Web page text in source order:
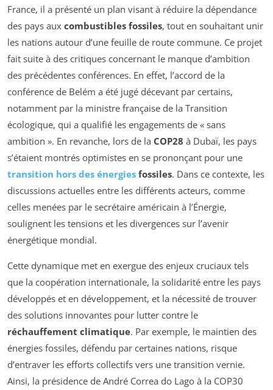
France, il a présenté un plan visant à réduire la dépendance
des pays aux combustibles fossiles, tout en souhaitant unir
les nations autour d’une feuille de route commune. Ce projet
fait suite à des critiques concernant le manque d’ambition
des précédentes conférences. En effet, l’accord de la
conférence de Belém a été jugé décevant par certains,
notamment par la ministre française de la Transition
écologique, qui a qualifié les engagements de « sans
ambition ». En revanche, lors de la COP28 à Dubaï, les pays
s’étaient montrés optimistes en se prononçant pour une
transition hors des énergies fossiles. Dans ce contexte, les
discussions actuelles entre les différents acteurs, comme
celles menées par le secrétaire américain à l’Énergie,
soulignent les tensions et les divergences sur l’avenir
énergétique mondial.
Cette dynamique met en exergue des enjeux cruciaux tels
que la coopération internationale, la solidarité entre les pays
développés et en développement, et la nécessité de trouver
des solutions innovantes pour lutter contre le
réchauffement climatique. Par exemple, le maintien des
énergies fossiles, défendu par certaines nations, risque
d’entraver les efforts collectifs vers une transition vernie.
Ainsi, la présidence de André Correa do Lago à la COP30